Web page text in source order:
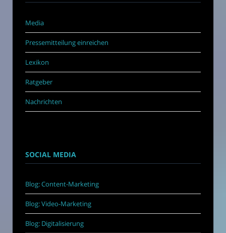
Media
Pressemitteilung einreichen
Lexikon
Ratgeber
Nachrichten
SOCIAL MEDIA
Blog: Content-Marketing
Blog: Video-Marketing
Blog: Digitalisierung